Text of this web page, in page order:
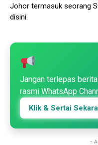
Johor termasuk seorang
disini.
Jangan terlepas
rasmi WhatsApp
Klik & Sertai
-